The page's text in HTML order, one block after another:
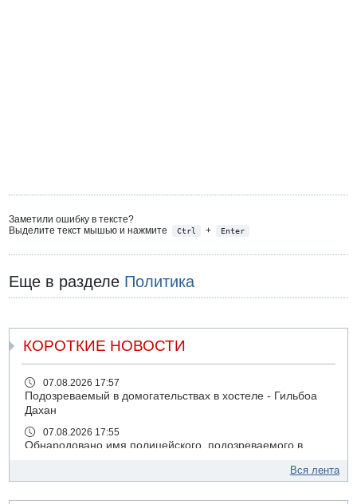
Заметили ошибку в тексте?
Выделите текст мышью и нажмите
Ctrl + Enter
Еще в разделе Политика
КОРОТКИЕ НОВОСТИ
07.08.2026 17:57
Подозреваемый в домогательствах в хостеле - Гильбоа
Дахан
07.08.2026 17:55
Обнародовано имя полицейского, подозреваемого в
07.08.2026 17:51
Вся лента